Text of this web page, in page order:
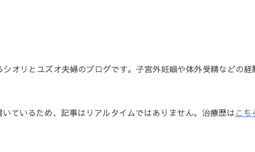
オリとユズオ夫婦のブログです。子宮外妊娠や体外受精などの経
ているため、記事はリアルタイムではありません。治療歴はこち